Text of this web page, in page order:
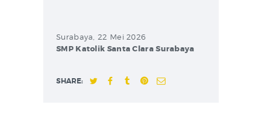
Surabaya, 22 Mei 2026
SMP Katolik Santa Clara Surabaya
SHARE: